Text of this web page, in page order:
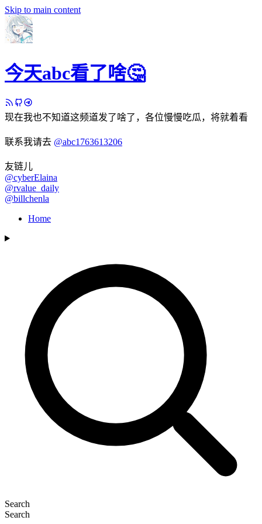
Skip to main content
今天abc看了啥🤔
现在我也不知道这频道发了啥了，各位慢慢吃瓜，将就着看
联系我请去 @abc1763613206
友链儿
@cyberElaina
@rvalue_daily
@billchenla
Home
Search
Search